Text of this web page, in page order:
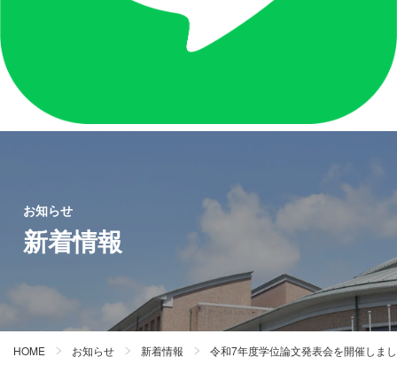
新着情報
お知らせ
HOME お知らせ 新着情報 令和7年度学位論文発表会を開催しま